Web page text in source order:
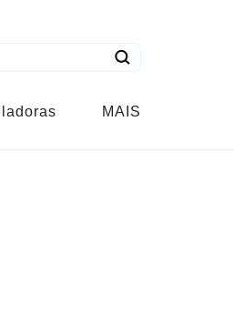
MAIS